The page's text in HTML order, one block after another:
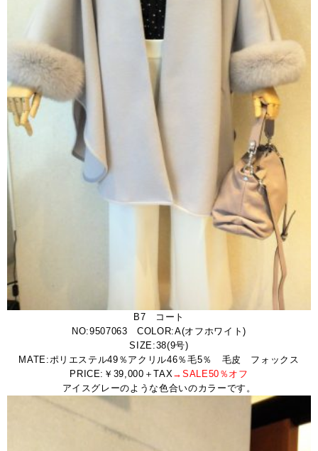
B7 コート
NO:9507063 COLOR:A(オフホワイト)
SIZE:38(9号)
MATE:ポリエステル49％アクリル46％毛5％ 毛皮 フォックス
PRICE:￥39,000＋TAX →SALE50％オフ
アイスグレーのような色合いのカラーです。